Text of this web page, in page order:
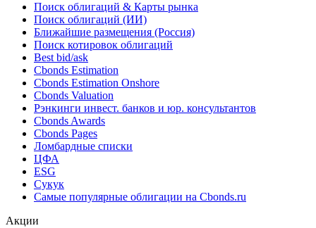
Поиск облигаций & Карты рынка
Поиск облигаций (ИИ)
Ближайшие размещения (Россия)
Поиск котировок облигаций
Best bid/ask
Cbonds Estimation
Cbonds Estimation Onshore
Cbonds Valuation
Рэнкинги инвест. банков и юр. консультантов
Cbonds Awards
Cbonds Pages
Ломбардные списки
ЦФА
ESG
Сукук
Самые популярные облигации на Cbonds.ru
Акции